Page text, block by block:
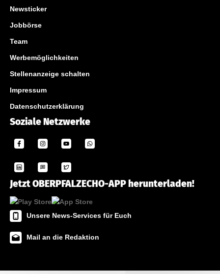
Newsticker
Jobbörse
Team
Werbemöglichkeiten
Stellenanzeige schalten
Impressum
Datenschutzerklärung
Soziale Netzwerke
Jetzt OBERPFALZECHO-APP herunterladen!
Unsere News-Services für Euch
Mail an die Redaktion